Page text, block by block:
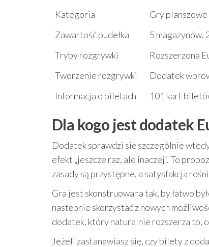
Kategoria
Gry planszowe
Zawartość pudełka
5 magazynów,
Tryby rozgrywki
Rozszerzona
Tworzenie rozgrywki
Dodatek
Informacja o biletach
101 kart
Dla kogo jest dodatek
Dodatek sprawdzi się szczególnie
efekt „jeszcze raz, ale inaczej”. To
zasady są przystępne, a satysfakcja
Gra jest skonstruowana tak, by łatwo
następnie skorzystać z nowych
dodatek, który naturalnie rozszerza to,
Jeżeli zastanawiasz się, czy bilety z